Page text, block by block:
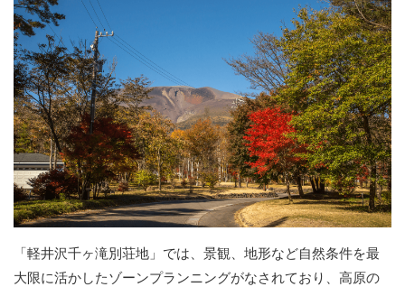
「軽井沢千ヶ滝別荘地」では、景観、地形など自然条件を最
大限に活かしたゾーンプランニングがなされており、高原の